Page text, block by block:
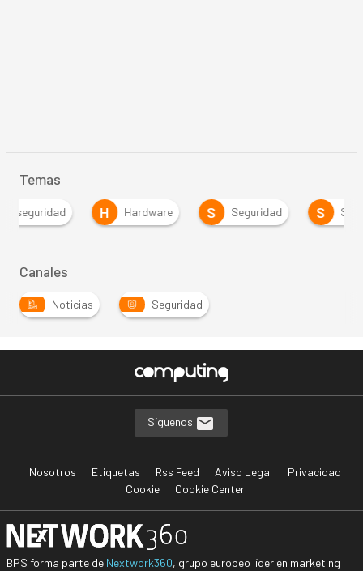
Temas
H
Hardware S Seguridad S Servidores
Canales
Noticias Seguridad
Síguenos
Nosotros Etiquetas Rss Feed Aviso Legal
Privacidad
Cookie
Cookie Center
BPS forma parte de Nextwork360, grupo europeo líder en marketing